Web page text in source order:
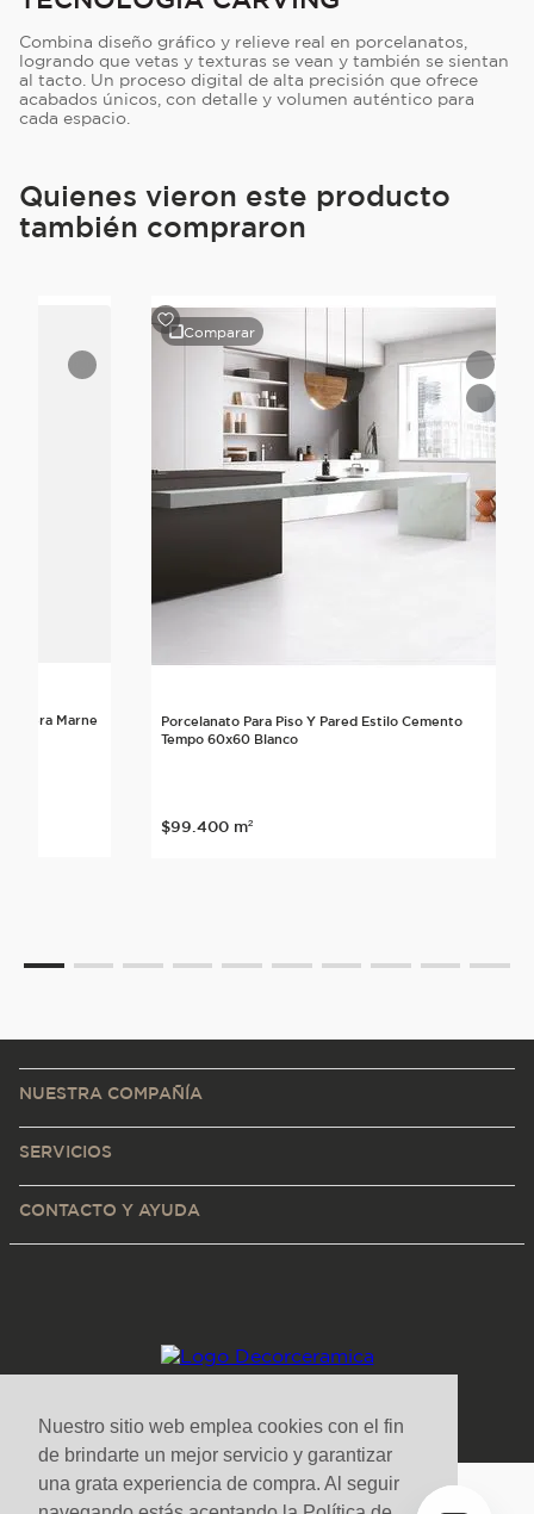
Nuestro sitio web emplea cookies con el fin
de brindarte un mejor servicio y garantizar
una grata experiencia de compra. Al seguir
Combina diseño gráfico y relieve real en porcelanatos,
logrando que vetas y texturas se vean y también se sientan
al tacto. Un proceso digital de alta precisión que ofrece
acabados únicos, con detalle y volumen auténtico para
cada espacio.
Quienes vieron este producto
también compraron
Madera Marne
Comparar
Porcelanato Para Piso Y Pared Estilo Cemento
Tempo 60x60 Blanco
$99.400 m²
NUESTRA COMPAÑÍA
SERVICIOS
CONTACTO Y AYUDA